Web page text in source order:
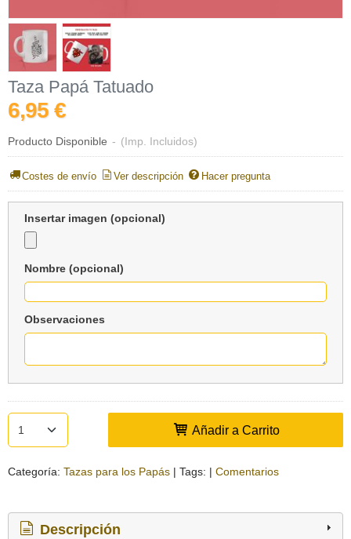
Taza Papá Tatuado
6,95 €
Producto Disponible - (Imp. Incluidos)
Costes de envío Ver descripción Hacer pregunta
Insertar imagen (opcional)
Nombre (opcional)
Observaciones
Añadir a Carrito
Categoría: Tazas para los Papás | Tags: | Comentarios
Descripción